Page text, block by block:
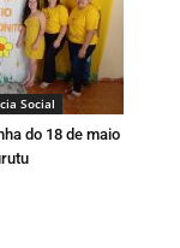
Social
do 18 de maio